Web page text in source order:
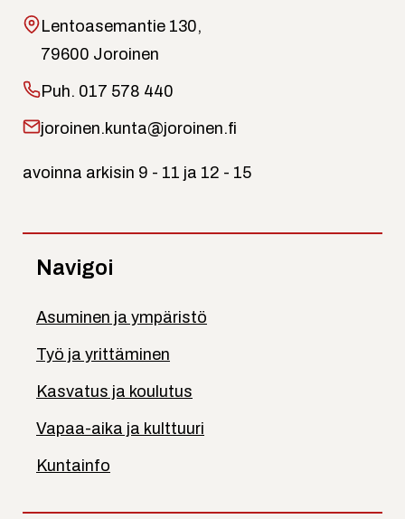
Lentoasemantie 130,
79600 Joroinen
Puh. 017 578 440
joroinen.kunta@joroinen.fi
avoinna arkisin 9 - 11 ja 12 - 15
Navigoi
Asuminen ja ympäristö
Työ ja yrittäminen
Kasvatus ja koulutus
Vapaa-aika ja kulttuuri
Kuntainfo